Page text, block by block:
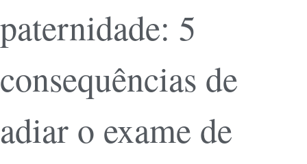
paternidade: 5
consequências de
adiar o exame de